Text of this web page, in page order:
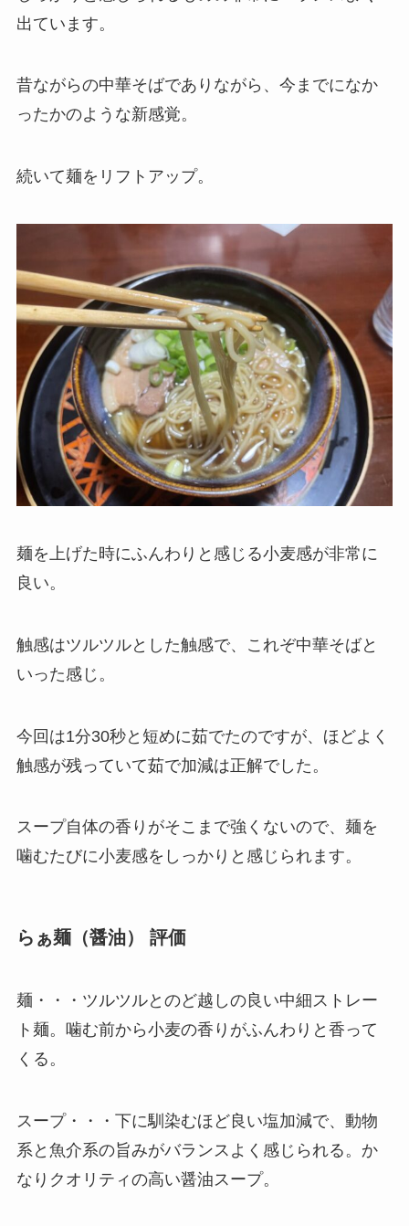
出ています。
昔ながらの中華そばでありながら、今までになか
ったかのような新感覚。
続いて麺をリフトアップ。
麺を上げた時にふんわりと感じる小麦感が非常に
良い。
触感はツルツルとした触感で、これぞ中華そばと
いった感じ。
今回は1分30秒と短めに茹でたのですが、ほどよく
触感が残っていて茹で加減は正解でした。
スープ自体の香りがそこまで強くないので、麺を
噛むたびに小麦感をしっかりと感じられます。
らぁ麺（醤油） 評価
麺・・・ツルツルとのど越しの良い中細ストレー
ト麺。噛む前から小麦の香りがふんわりと香って
くる。
スープ・・・下に馴染むほど良い塩加減で、動物
系と魚介系の旨みがバランスよく感じられる。か
なりクオリティの高い醤油スープ。